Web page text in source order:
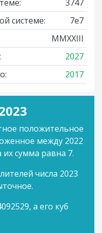
3747
системе:
7e7
MMXXIII
2027
2017
положительное
между 2022
их сумма равна 7.
числа 2023
а его куб